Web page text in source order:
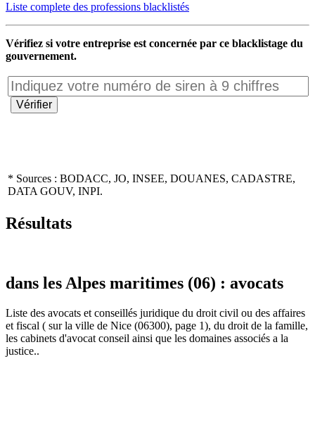
Liste complete des professions blacklistés
Vérifiez si votre entreprise est concernée par ce blacklistage du
gouvernement.
* Sources : BODACC, JO, INSEE, DOUANES, CADASTRE,
DATA GOUV, INPI.
Résultats
dans les Alpes maritimes (06) : avocats
Liste des avocats et conseillés juridique du droit civil ou des affaires
et fiscal ( sur la ville de Nice (06300), page 1), du droit de la famille,
les cabinets d'avocat conseil ainsi que les domaines associés a la
justice..